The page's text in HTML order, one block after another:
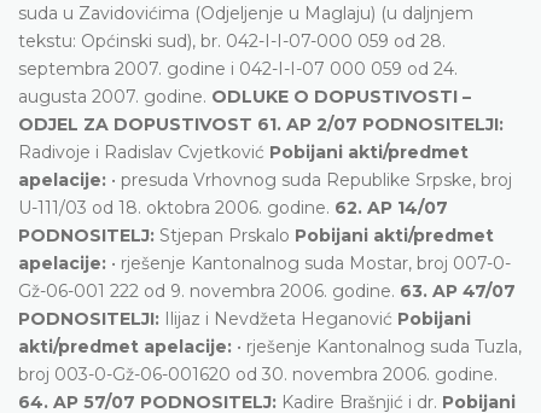
suda u Zavidovićima (Odjeljenje u Maglaju) (u daljnjem
tekstu: Općinski sud), br. 042-I-I-07-000 059 od 28.
septembra 2007. godine i 042-I-I-07 000 059 od 24.
augusta 2007. godine. ODLUKE O DOPUSTIVOSTI –
ODJEL ZA DOPUSTIVOST 61. AP 2/07 PODNOSITELJI:
Radivoje i Radislav Cvjetković Pobijani akti/predmet
apelacije: • presuda Vrhovnog suda Republike Srpske, broj
U-111/03 od 18. oktobra 2006. godine. 62. AP 14/07
PODNOSITELJ: Stjepan Prskalo Pobijani akti/predmet
apelacije: • rješenje Kantonalnog suda Mostar, broj 007-0-
Gž-06-001 222 od 9. novembra 2006. godine. 63. AP 47/07
PODNOSITELJI: Ilijaz i Nevdžeta Heganović Pobijani
akti/predmet apelacije: • rješenje Kantonalnog suda Tuzla,
broj 003-0-Gž-06-001620 od 30. novembra 2006. godine.
64. AP 57/07 PODNOSITELJ: Kadire Brašnjić i dr. Pobijani